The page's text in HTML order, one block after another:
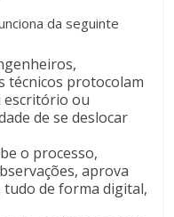
da seguinte
técnicos protocolam
escritório ou
de se deslocar
o processo,
aprova
de forma digital,